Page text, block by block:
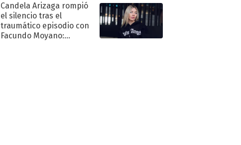
Candela Arizaga rompió
el silencio tras el
traumático episodio con
Facundo Moyano: